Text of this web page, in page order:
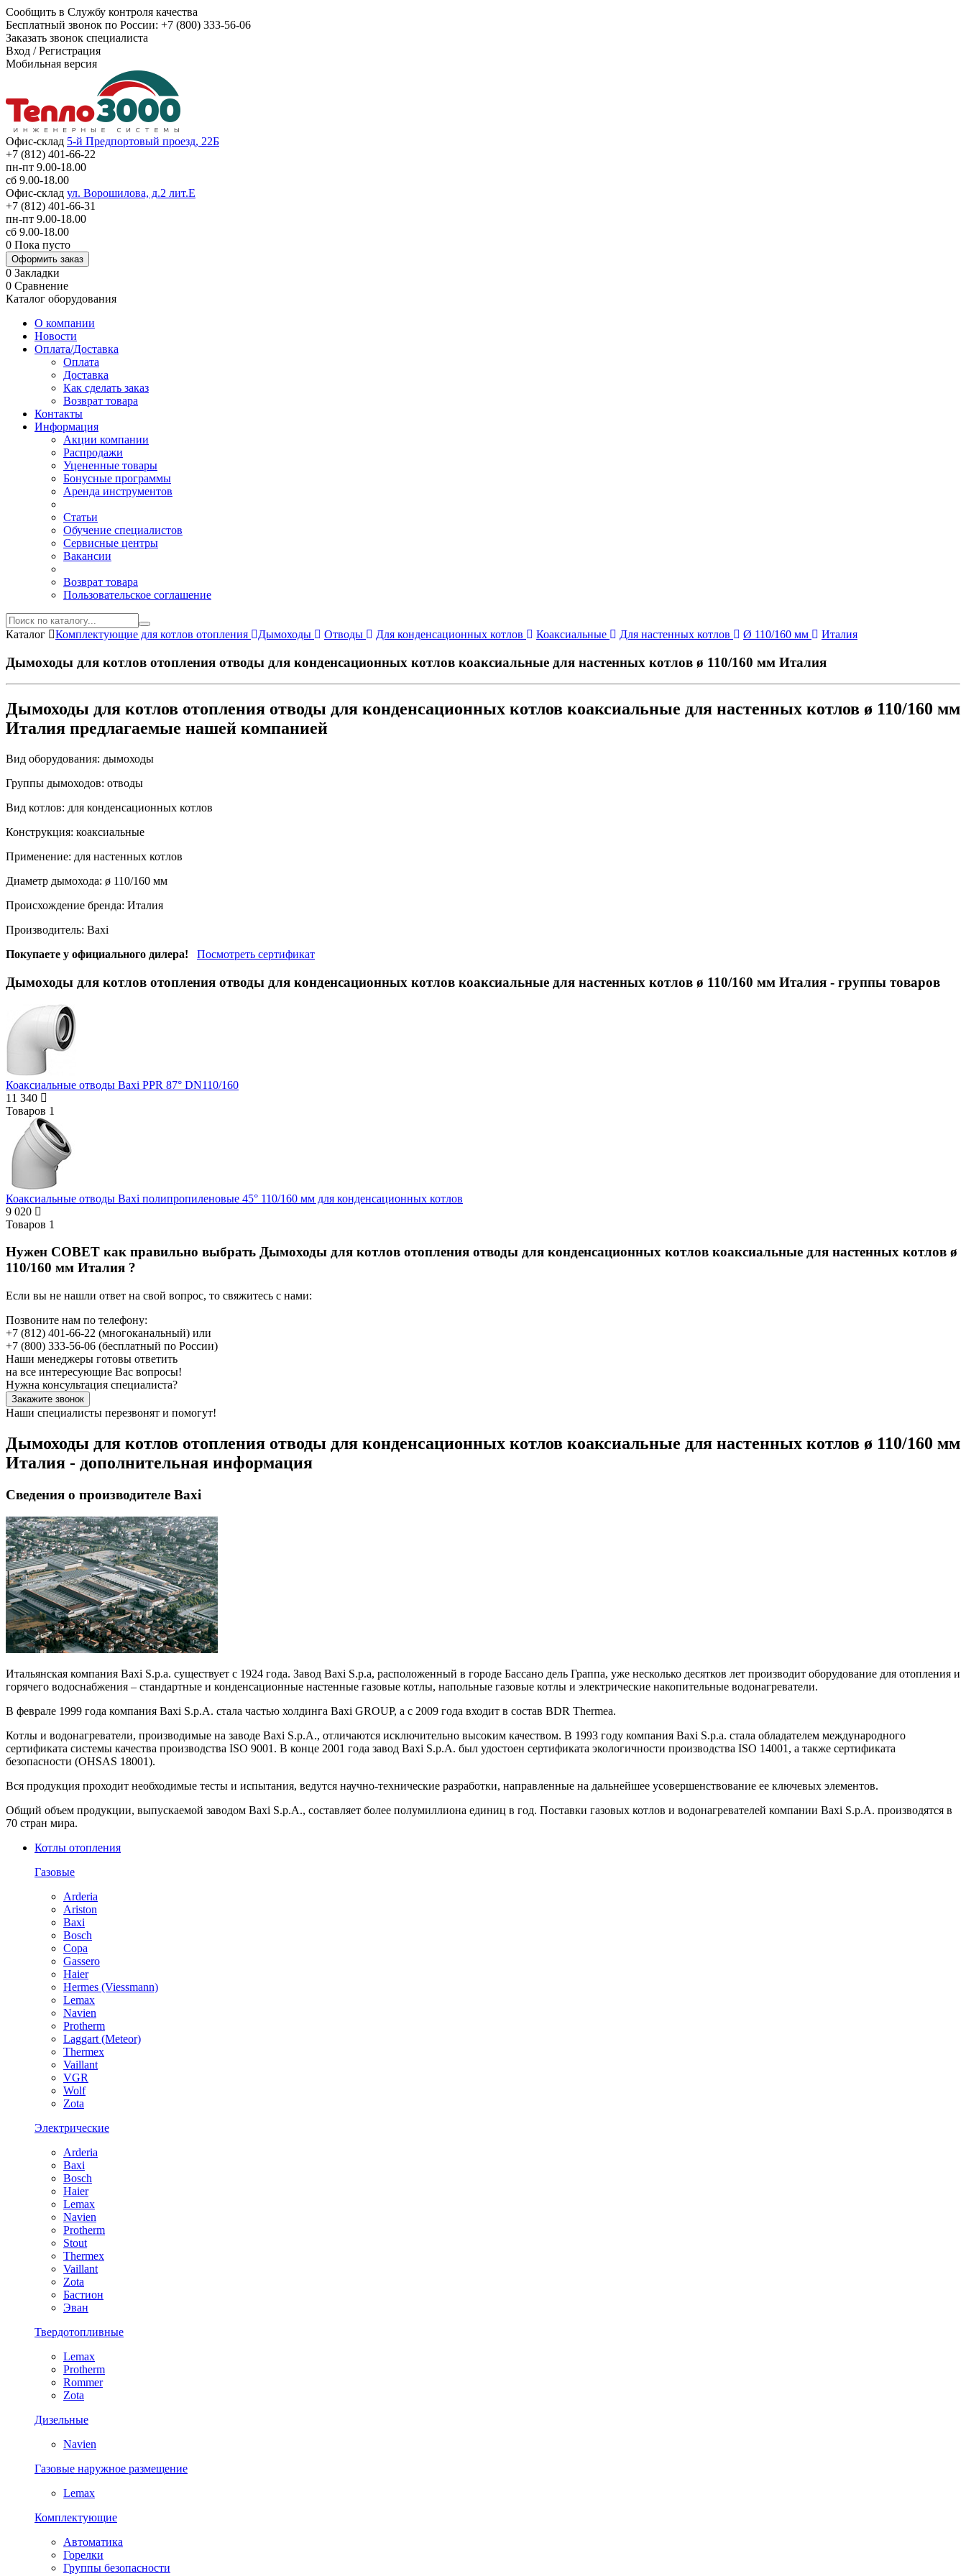
Сообщить в Службу контроля качества
Бесплатный звонок по России: +7 (800) 333-56-06
Заказать звонок специалиста
Вход /Регистрация
Мобильная версия
Офис-склад 5-й Предпортовый проезд, 22Б
+7 (812) 401-66-22
пн-пт 9.00-18.00
сб 9.00-18.00
Офис-склад ул. Ворошилова, д.2 лит.Е
+7 (812) 401-66-31
пн-пт 9.00-18.00
сб 9.00-18.00
0 Пока пусто
Оформить заказ
0 Закладки
0 Сравнение
Каталог оборудования
О компании
Новости
Оплата/Доставка
Оплата
Доставка
Как сделать заказ
Возврат товара
Контакты
Информация
Акции компании
Распродажи
Уцененные товары
Бонусные программы
Аренда инструментов
Статьи
Обучение специалистов
Сервисные центры
Вакансии
Возврат товара
Пользовательское соглашение
Каталог Комплектующие для котлов отопления Дымоходы Отводы Для конденсационных котлов Коаксиальные Для настенных котлов Ø 110/160 мм Италия
Дымоходы для котлов отопления отводы для конденсационных котлов коаксиальные для настенных котлов ø 110/160 мм Италия
Дымоходы для котлов отопления отводы для конденсационных котлов коаксиальные для настенных котлов ø 110/160 мм
Италия предлагаемые нашей компанией
Вид оборудования: дымоходы
Группы дымоходов: отводы
Вид котлов: для конденсационных котлов
Конструкция: коаксиальные
Применение: для настенных котлов
Диаметр дымохода: ø 110/160 мм
Происхождение бренда: Италия
Производитель: Baxi
Покупаете у официального дилера!
Посмотреть сертификат
Дымоходы для котлов отопления отводы для конденсационных котлов коаксиальные для настенных котлов ø 110/160 мм Италия - группы товаров
Коаксиальные отводы Baxi PPR 87° DN110/160
11 340
Товаров 1
Коаксиальные отводы Baxi полипропиленовые 45° 110/160 мм для конденсационных котлов
9 020
Товаров 1
Нужен СОВЕТ как правильно выбрать Дымоходы для котлов отопления отводы для конденсационных котлов коаксиальные для настенных котлов ø
110/160 мм Италия ?
Если вы не нашли ответ на свой вопрос, то свяжитесь с нами:
Позвоните нам по телефону:
+7 (812) 401-66-22 (многоканальный) или
+7 (800) 333-56-06 (бесплатный по России)
Наши менеджеры готовы ответить
на все интересующие Вас вопросы!
Нужна консультация специалиста?
Закажите звонок
Наши специалисты перезвонят и помогут!
Дымоходы для котлов отопления отводы для конденсационных котлов коаксиальные для настенных котлов ø 110/160 мм
Италия - дополнительная информация
Сведения о производителе Baxi
Итальянская компания Baxi S.p.a. существует с 1924 года. Завод Baxi S.p.a, расположенный в городе Бассано дель Граппа, уже несколько десятков лет производит оборудование для отопления и
горячего водоснабжения – стандартные и конденсационные настенные газовые котлы, напольные газовые котлы и электрические накопительные водонагреватели.
В феврале 1999 года компания Baxi S.p.A. стала частью холдинга Baxi GROUP, а с 2009 года входит в состав BDR Thermea.
Котлы и водонагреватели, производимые на заводе Baxi S.p.A., отличаются исключительно высоким качеством. В 1993 году компания Baxi S.p.a. стала обладателем международного
сертификата системы качества производства ISO 9001. В конце 2001 года завод Baxi S.p.A. был удостоен сертификата экологичности производства ISO 14001, а также сертификата
безопасности (OHSAS 18001).
Вся продукция проходит необходимые тесты и испытания, ведутся научно-технические разработки, направленные на дальнейшее усовершенствование ее ключевых элементов.
Общий объем продукции, выпускаемой заводом Baxi S.p.A., составляет более полумиллиона единиц в год. Поставки газовых котлов и водонагревателей компании Baxi S.p.A. производятся в
70 стран мира.
Котлы отопления
Газовые
Arderia
Ariston
Baxi
Bosch
Copa
Gassero
Haier
Hermes (Viessmann)
Lemax
Navien
Protherm
Laggart (Meteor)
Thermex
Vaillant
VGR
Wolf
Zota
Электрические
Arderia
Baxi
Bosch
Haier
Lemax
Navien
Protherm
Stout
Thermex
Vaillant
Zota
Бастион
Эван
Твердотопливные
Lemax
Protherm
Rommer
Zota
Дизельные
Navien
Газовые наружное размещение
Lemax
Комплектующие
Автоматика
Горелки
Группы безопасности